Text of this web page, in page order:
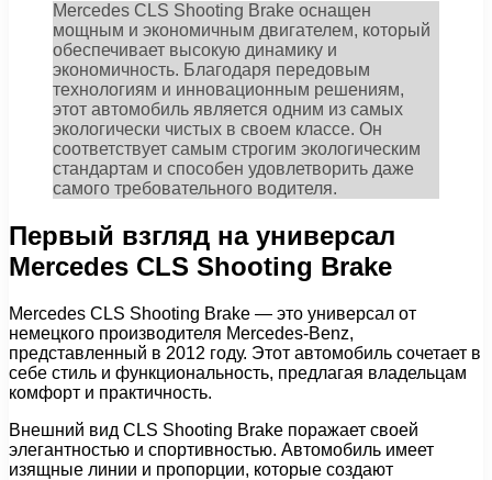
Mercedes CLS Shooting Brake оснащен
мощным и экономичным двигателем, который
обеспечивает высокую динамику и
экономичность. Благодаря передовым
технологиям и инновационным решениям,
этот автомобиль является одним из самых
экологически чистых в своем классе. Он
соответствует самым строгим экологическим
стандартам и способен удовлетворить даже
самого требовательного водителя.
Первый взгляд на универсал
Mercedes CLS Shooting Brake
Mercedes CLS Shooting Brake — это универсал от
немецкого производителя Mercedes-Benz,
представленный в 2012 году. Этот автомобиль сочетает в
себе стиль и функциональность, предлагая владельцам
комфорт и практичность.
Внешний вид CLS Shooting Brake поражает своей
элегантностью и спортивностью. Автомобиль имеет
изящные линии и пропорции, которые создают